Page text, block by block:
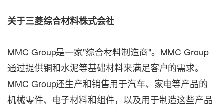
关于三菱综合材料株式会社
MMC Group是一家"综合材料制造商"。MMC Group
通过提供铜和水泥等基础材料来满足客户的需求。
MMC Group还生产和销售用于汽车、家电等产品的
机械零件、电子材料和组件，以及用于制造这些产品